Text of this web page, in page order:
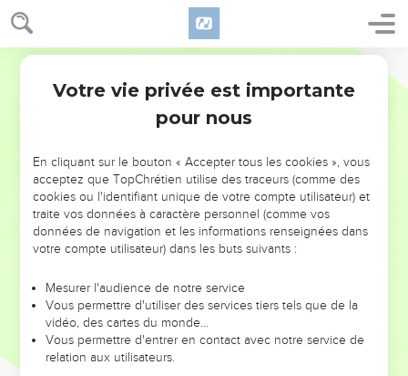
NE MANQUEZ PAS L’ÉVÉNEMENT
DE L’ANNÉE !
ET SI LEURS ERREURS POUVAIENT VOUS ÉVITER LES
VOTRES ?
leur foi ou leur vision. Mais on voit moins les doutes, les erreurs
et les saisons difficiles qu'ils ont traversés, alors même que ce
sont elles qui les ont façonnés.
Dans cette conférence, leaders, entrepreneurs, et responsables
Votre vie privée est importante
pour nous
En cliquant sur le bouton « Accepter tous les cookies », vous
acceptez que TopChrétien utilise des traceurs (comme des
cookies ou l'identifiant unique de votre compte utilisateur) et
traite vos données à caractère personnel (comme vos
données de navigation et les informations renseignées dans
votre compte utilisateur) dans les buts suivants :
Mesurer l'audience de notre service
Vous permettre d'utiliser des services tiers tels que de la
vidéo, des cartes du monde…
Vous permettre d'entrer en contact avec notre service de
relation aux utilisateurs.